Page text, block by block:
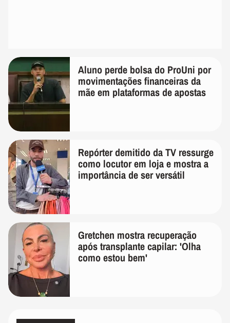
Aluno perde bolsa do ProUni por
movimentações financeiras da
mãe em plataformas de apostas
Repórter demitido da TV ressurge
como locutor em loja e mostra a
importância de ser versátil
Gretchen mostra recuperação
após transplante capilar: 'Olha
como estou bem'